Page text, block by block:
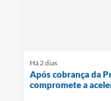
Há 2 dias
Após cobrança da
compromete a